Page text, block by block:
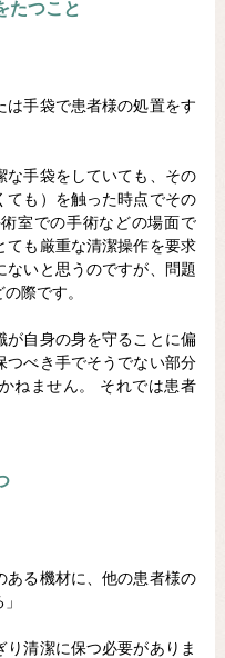
たつこと
は手袋で患者様の処置をす
な手袋をしていても、その
ても）を触った時点でその
室での手術などの場面で
ても厳重な清潔操作を要求
ないと思うのですが、問題
際です。
が自身の身を守ることに偏
つべき手でそうでない部分
ねません。 それでは患者
ある機材に、他の患者様の
清潔に保つ必要がありま